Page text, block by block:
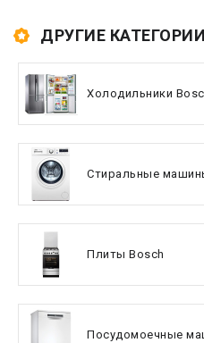
ДРУГИЕ
Холодильники
Стиральные
Плиты Bosch
Посудомоечные